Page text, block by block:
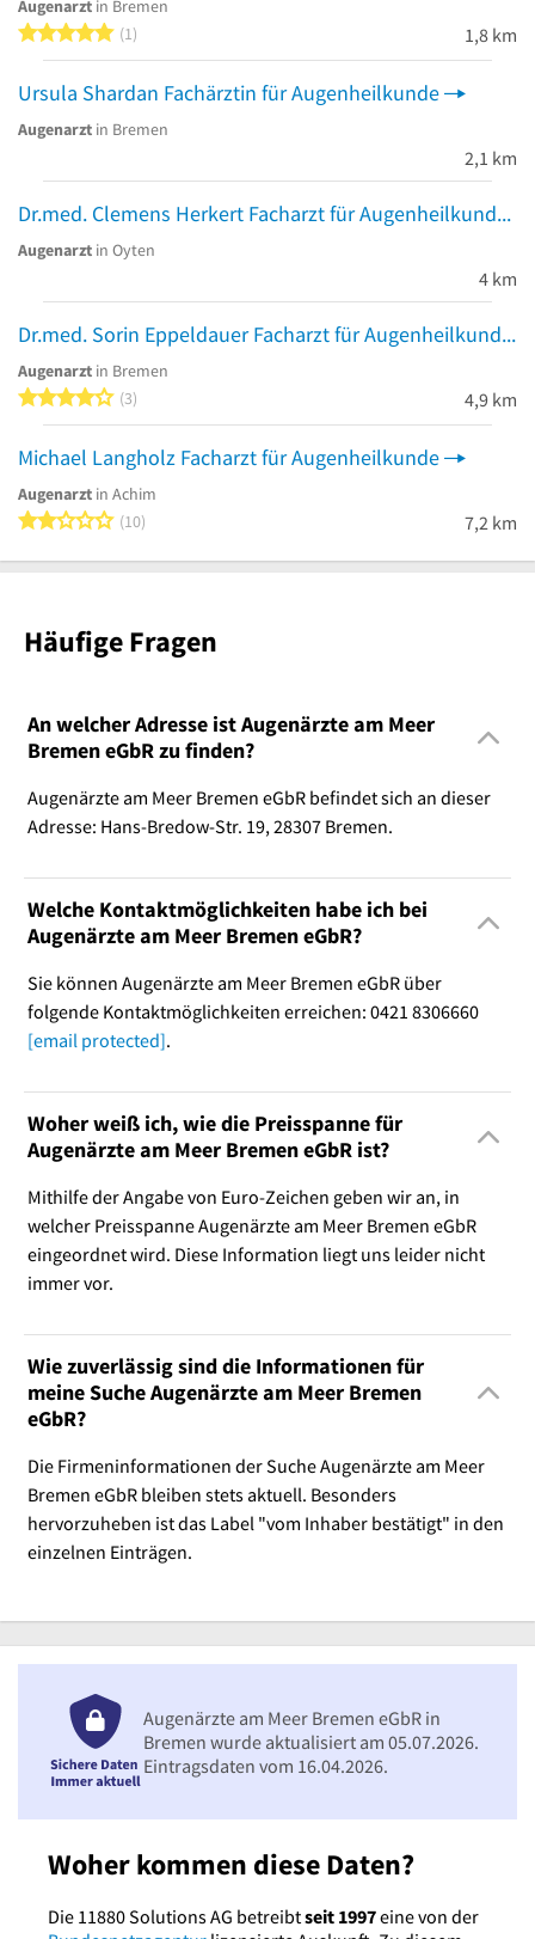
Augenarzt in Bremen
5 von 5 Sternen
1 1,8 km
Ursula Shardan Fachärztin für Augenheilkunde
Augenarzt in Bremen
2,1 km
Dr.med. Clemens Herkert Facharzt für Augenheilkunde
Augenarzt in Oyten
4 km
Dr.med. Sorin Eppeldauer Facharzt für Augenheilkunde
Augenarzt in Bremen
4 von 5 Sternen
3 4,9 km
Michael Langholz Facharzt für Augenheilkunde
Augenarzt in Achim
2 von 5 Sternen
10 7,2 km
Häufige Fragen
An welcher Adresse ist Augenärzte am Meer
Bremen eGbR zu finden?
Augenärzte am Meer Bremen eGbR befindet sich an dieser
Adresse: Hans-Bredow-Str. 19, 28307 Bremen.
Welche Kontaktmöglichkeiten habe ich bei
Augenärzte am Meer Bremen eGbR?
Sie können Augenärzte am Meer Bremen eGbR über
folgende Kontaktmöglichkeiten erreichen: 0421 8306660
[email protected].
Woher weiß ich, wie die Preisspanne für
Augenärzte am Meer Bremen eGbR ist?
Mithilfe der Angabe von Euro-Zeichen geben wir an, in
welcher Preisspanne Augenärzte am Meer Bremen eGbR
eingeordnet wird. Diese Information liegt uns leider nicht
immer vor.
Wie zuverlässig sind die Informationen für
meine Suche Augenärzte am Meer Bremen
eGbR?
Die Firmeninformationen der Suche Augenärzte am Meer
Bremen eGbR bleiben stets aktuell. Besonders
hervorzuheben ist das Label "vom Inhaber bestätigt" in den
einzelnen Einträgen.
Woher kommen diese Daten?
Die 11880 Solutions AG betreibtseit 1997eine von der
Augenärzte am Meer Bremen eGbR in
Bremen wurde aktualisiert am 05.07.2026.
Eintragsdaten vom 16.04.2026.